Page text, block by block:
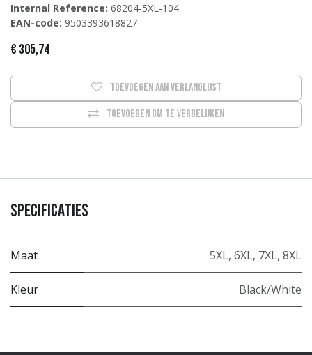
Internal Reference: 68204-5XL-104
EAN-code: 9503393618827
€ 305,74
Toevoegen om te vergelijken
Toevoegen aan verlanglijst
Specificaties
Maat 5XL, 6XL, 7XL, 8XL
Kleur Black/White